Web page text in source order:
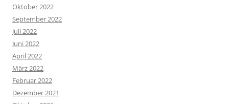
Oktober 2022
September 2022
Juli 2022
Juni 2022
April 2022
März 2022
Februar 2022
Dezember 2021